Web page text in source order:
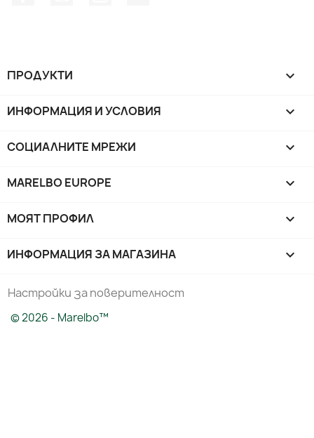
ПРОДУКТИ 
ИНФОРМАЦИЯ И УСЛОВИЯ 
СОЦИАЛНИТЕ МРЕЖИ 
MARELBO EUROPE 
МОЯТ ПРОФИЛ 
ИНФОРМАЦИЯ ЗА МАГАЗИНА keyboard_arrow_down
Настройки за поверителност
© 2026 - Marelbo™